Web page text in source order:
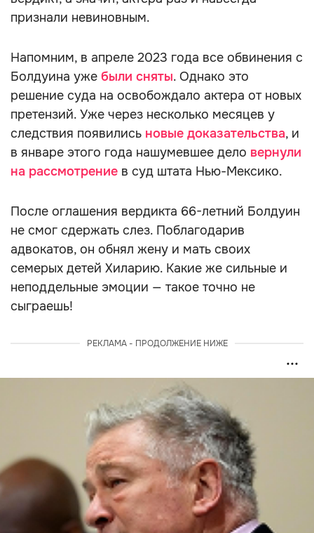
признали невиновным.
Напомним, в апреле 2023 года все обвинения с
Болдуина уже были сняты. Однако это
решение суда на освобождало актера от новых
претензий. Уже через несколько месяцев у
следствия появились новые доказательства, и
в январе этого года нашумевшее дело вернули
на рассмотрение в суд штата Нью-Мексико.
После оглашения вердикта 66-летний Болдуин
не смог сдержать слез. Поблагодарив
адвокатов, он обнял жену и мать своих
семерых детей Хиларию. Какие же сильные и
неподдельные эмоции — такое точно не
сыграешь!
РЕКЛАМА - ПРОДОЛЖЕНИЕ НИЖЕ